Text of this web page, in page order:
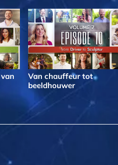
Van chauffeur tot
beeldhouwer